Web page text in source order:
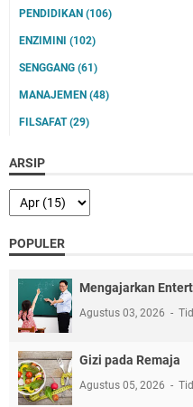
PENDIDIKAN (106)
ENZIMINI (102)
SENGGANG (61)
MANAJEMEN (48)
FILSAFAT(29)
ARSIP
POPULER
Mengajarkan
Agustus 03, 2026
Gizi pada Remaja
Agustus 05, 2026